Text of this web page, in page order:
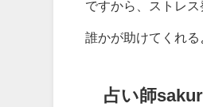
ですから、ストレス
誰かが助けてくれ
占い師